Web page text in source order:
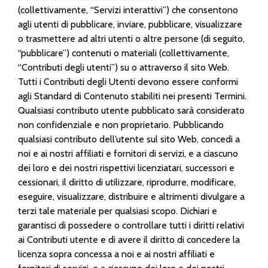
(collettivamente, “Servizi interattivi”) che consentono
agli utenti di pubblicare, inviare, pubblicare, visualizzare
o trasmettere ad altri utenti o altre persone (di seguito,
“pubblicare”) contenuti o materiali (collettivamente,
“Contributi degli utenti”) su o attraverso il sito Web.
Tutti i Contributi degli Utenti devono essere conformi
agli Standard di Contenuto stabiliti nei presenti Termini.
Qualsiasi contributo utente pubblicato sarà considerato
non confidenziale e non proprietario. Pubblicando
qualsiasi contributo dell’utente sul sito Web, concedi a
noi e ai nostri affiliati e fornitori di servizi, e a ciascuno
dei loro e dei nostri rispettivi licenziatari, successori e
cessionari, il diritto di utilizzare, riprodurre, modificare,
eseguire, visualizzare, distribuire e altrimenti divulgare a
terzi tale materiale per qualsiasi scopo. Dichiari e
garantisci di possedere o controllare tutti i diritti relativi
ai Contributi utente e di avere il diritto di concedere la
licenza sopra concessa a noi e ai nostri affiliati e